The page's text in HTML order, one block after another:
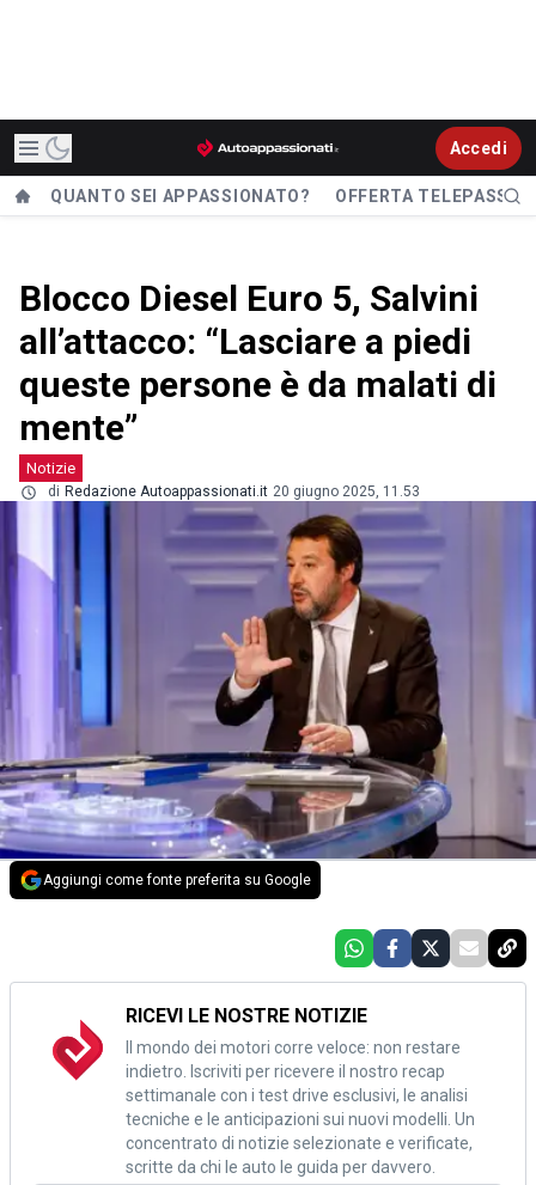
Accedi
QUANTO SEI APPASSIONATO? OFFERTA TELEPASS
Blocco Diesel Euro 5, Salvini
all’attacco: “Lasciare a piedi
queste persone è da malati di
mente”
Notizie
di Redazione Autoappassionati.it 20 giugno 2025, 11.53
Aggiungi come fonte preferita su Google
RICEVI LE NOSTRE NOTIZIE
Il mondo dei motori corre veloce: non restare
indietro. Iscriviti per ricevere il nostro recap
settimanale con i test drive esclusivi, le analisi
tecniche e le anticipazioni sui nuovi modelli. Un
concentrato di notizie selezionate e verificate,
scritte da chi le auto le guida per davvero.